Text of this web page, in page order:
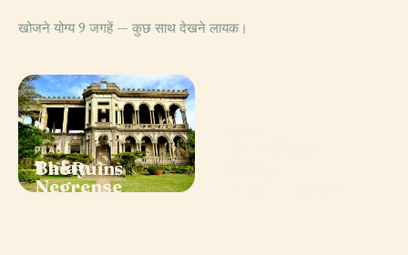
खोजने योग्य 9 जगहें — कुछ साथ देखने लायक।
PLACE
The Ruins
PLACE
Balay
Negrense